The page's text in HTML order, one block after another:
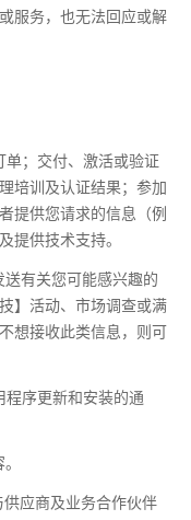
服务，也无法回应或解
；交付、激活或验证
培训及认证结果；参加
提供您请求的信息（例
提供技术支持。
有关您可能感兴趣的
】活动、市场调查或满
想接收此类信息，则可
程序更新和安装的通
应商及业务合作伙伴